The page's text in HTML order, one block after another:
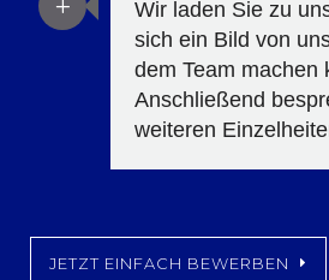
L
Wir laden Sie zu
sich ein Bild von
dem Team machen
Anschließend
weiteren
JETZT EINFACH BEWERBEN